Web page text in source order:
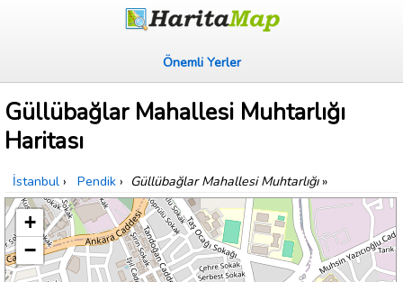
Önemli Yerler
Güllübağlar Mahallesi Muhtarlığı
Haritası
İstanbul › Pendik › Güllübağlar Mahallesi Muhtarlığı»
+
−